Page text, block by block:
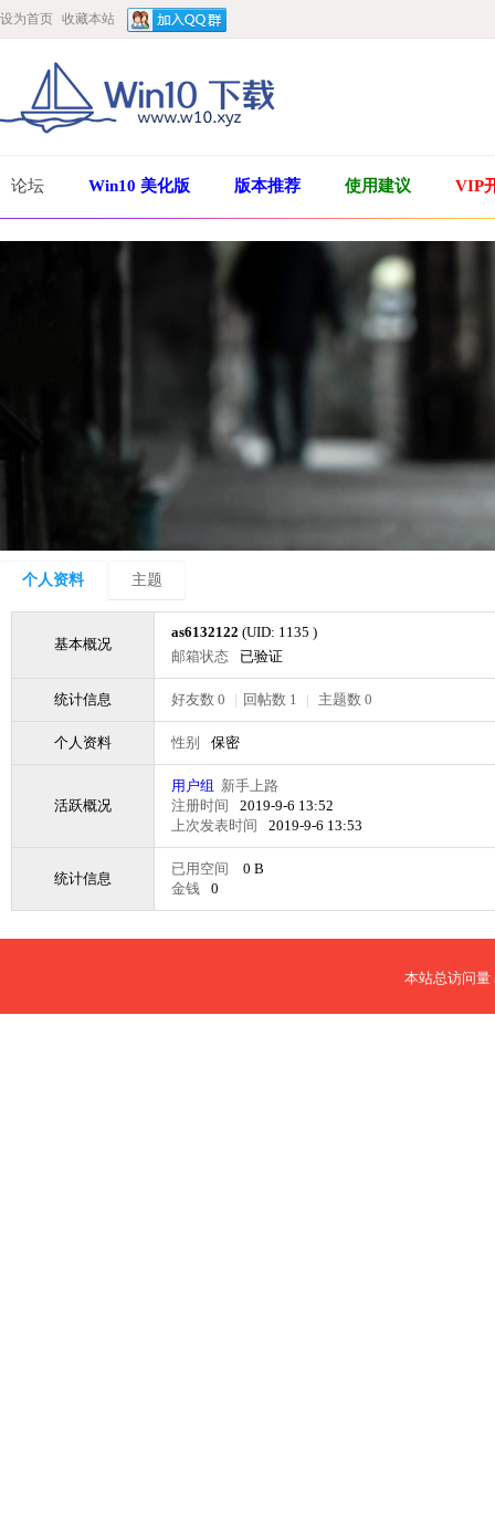
设为首页 收藏本站
论坛 Win10 美化版 版本推荐 使用建议 VIP
个人资料 主题
基本概况
as6132122 (UID: 1135 )
邮箱状态
已验证
统计信息 好友数 0 | 回帖数 1 | 主题数 0
个人资料 性别 保密
活跃概况
用户组 新手上路
注册时间
2019-9-6 13:52
上次发表时间
2019-9-6 13:53
统计信息
已用空间
0 B
金钱
0
本站总访问量